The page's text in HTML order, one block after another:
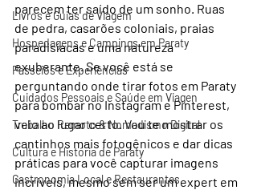
Livros e Guias de Viagem
Hospedagens e Campings em Paraty
Passeios e Experiências
Cuidados Pessoais e Saúde em Viagen
Trabalho Remoto & Nomadismo Digital
Cultura e História de Paraty
Gastronomia Local e Restaurantes
parecem ter saído de um sonho. Ruas
de pedra, casarões coloniais, praias
paradisíacas e uma natureza
exuberante. Se você está se
perguntando onde tirar fotos em Paraty
para bombar no Instagram e Pinterest,
veio ao lugar certo. Vou te mostrar os
cantinhos mais fotogênicos e dar dicas
práticas para você capturar imagens
incríveis, mesmo sem ser um expert em